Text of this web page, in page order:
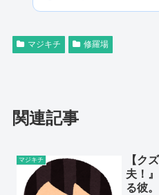
マジキチ 修羅場
関連記事
マジキチ
【ク
夫！
る彼